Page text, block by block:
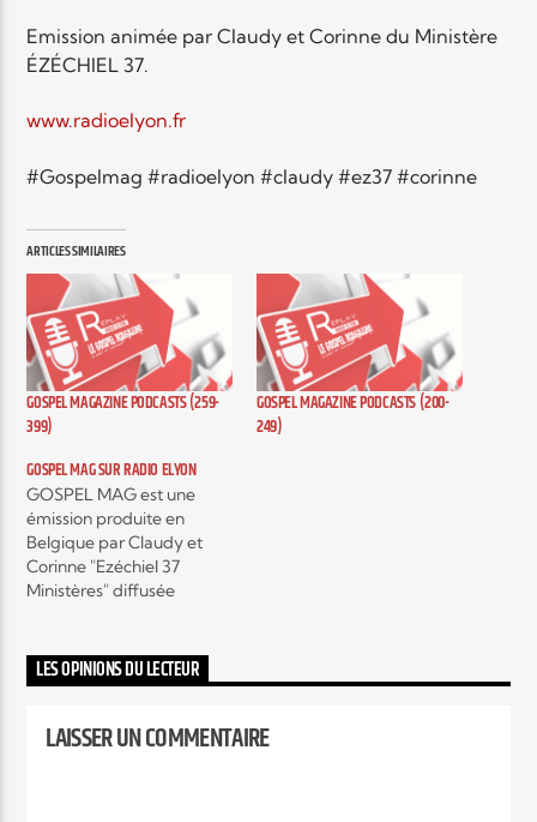
Radio Elyon
Elyon Rhema
Elyon Live
Elyon Kids
Emission animée par Claudy et Corinne du Ministère
ÉZÉCHIEL 37.
www.radioelyon.fr
#Gospelmag #radioelyon #claudy #ez37 #corinne
ARTICLES SIMILAIRES
GOSPEL MAGAZINE PODCASTS (259-
399)
GOSPEL MAGAZINE PODCASTS (200-
249)
GOSPEL MAG SUR RADIO ELYON
GOSPEL MAG est une
émission produite en
Belgique par Claudy et
Corinne "Ezéchiel 37
Ministères" diffusée
hebdomadaire autour de
l'actualité musicale Gospel
aussi, des interviews
LES OPINIONS DU LECTEUR
LAISSER UN COMMENTAIRE